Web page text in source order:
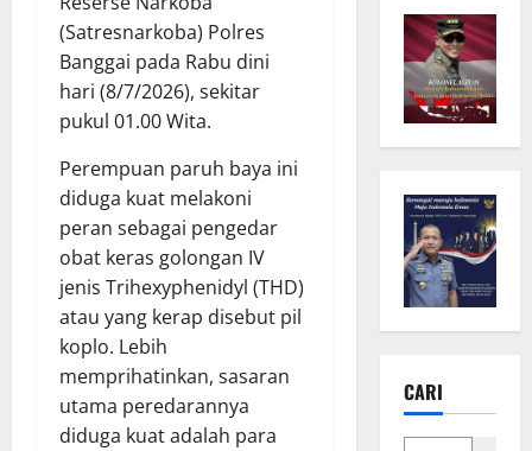
(Satresnarkoba) Polres
Banggai pada Rabu dini
hari (8/7/2026), sekitar
pukul 01.00 Wita.
Perempuan paruh baya ini
diduga kuat melakoni
peran sebagai pengedar
obat keras golongan IV
jenis Trihexyphenidyl (THD)
atau yang kerap disebut pil
koplo. Lebih
memprihatinkan, sasaran
utama peredarannya
diduga kuat adalah para
CARI